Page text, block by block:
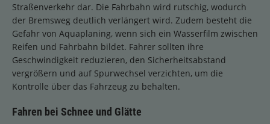
Straßenverkehr dar. Die Fahrbahn wird rutschig, wodurch
der Bremsweg deutlich verlängert wird. Zudem besteht die
Gefahr von Aquaplaning, wenn sich ein Wasserfilm zwischen
Reifen und Fahrbahn bildet. Fahrer sollten ihre
Geschwindigkeit reduzieren, den Sicherheitsabstand
vergrößern und auf Spurwechsel verzichten, um die
Kontrolle über das Fahrzeug zu behalten.
Fahren bei Schnee und Glätte